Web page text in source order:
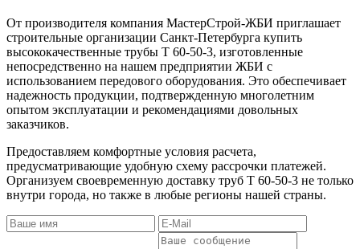
От производителя компания МастерСтрой-ЖБИ приглашает
строительные организации Санкт-Петербурга купить
высококачественные трубы Т 60-50-3, изготовленные
непосредственно на нашем предприятии ЖБИ с
использованием передового оборудования. Это обеспечивает
надежность продукции, подтвержденную многолетним
опытом эксплуатации и рекомендациями довольных
заказчиков.
Предоставляем комфортные условия расчета,
предусматривающие удобную схему рассрочки платежей.
Организуем своевременную доставку труб Т 60-50-3 не только
внутри города, но также в любые регионы нашей страны.